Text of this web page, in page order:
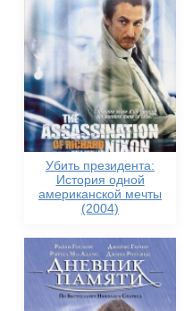
Убить президента:
История одной
американской мечты
(2004)